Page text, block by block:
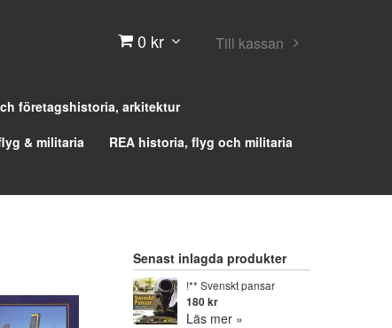
0 kr Till kassan
företagshistoria, arkitektur
& militaria
REA historia, flyg och militaria
Senast inlagda produkter
!** Svenskt pansar
180 kr
Läs mer »